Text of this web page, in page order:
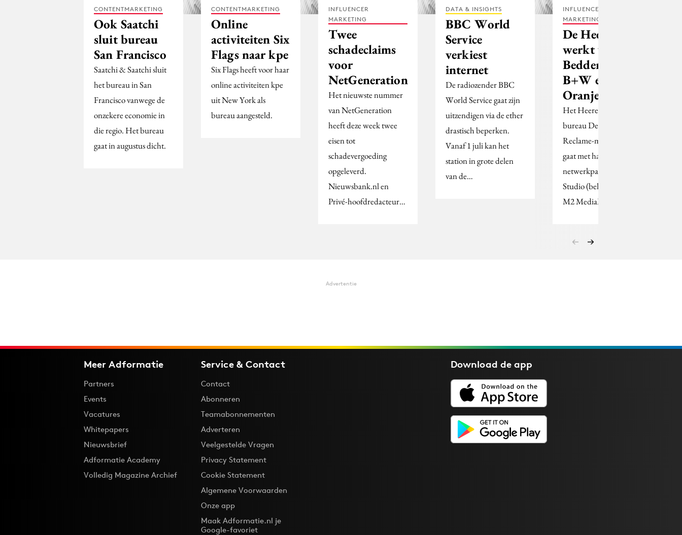
CONTENTMARKETING
Ook Saatchi
sluit bureau
San Francisco
Saatchi & Saatchi sluit
het bureau in San
Francisco vanwege de
onzekere economie in
die regio. Het bureau
gaat in augustus dicht.
CONTENTMARKETING
Online
activiteiten Six
Flags naar kpe
Six Flags heeft voor haar
online activiteiten kpe
uit New York als
bureau aangesteld.
INFLUENCER
MARKETING
Twee
schadeclaims
voor
NetGeneration
Het nieuwste nummer
van NetGeneration
heeft deze week twee
eisen tot
schadevergoeding
opgeleverd.
Nieuwsbank.nl en
Privé-hoofdredacteur…
DATA & INSIGHTS
BBC World
Service
verkiest
internet
De radiozender BBC
World Service gaat zijn
uitzendigen via de ether
drastisch beperken.
Vanaf 1 juli kan het
station in grote delen
van de…
INFLUENCER
MARKETING
De Heeren
werkt voor
Beddenmarkt,
B+W en
Oranjewoud
Het Heerenveense
bureau De Heeren
Reclame-marketing
gaat met haar drie
netwerkpartners Z!-
Studio (below-the-line),
M2 MediaMakelaars…
Advertentie
Meer Adformatie
Partners
Events
Vacatures
Whitepapers
Nieuwsbrief
Adformatie Academy
Volledig Magazine Archief
Service & Contact
Contact
Abonneren
Teamabonnementen
Adverteren
Veelgestelde Vragen
Privacy Statement
Cookie Statement
Algemene Voorwaarden
Onze app
Maak Adformatie.nl je
Google-favoriet
Download deapp